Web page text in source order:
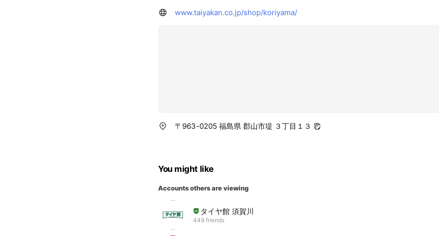
www.taiyakan.co.jp/shop/koriyama/
〒963-0205 福島県 郡山市堤 ３丁目１３
You might like
Accounts others are viewing
タイヤ館 須賀川
449 friends